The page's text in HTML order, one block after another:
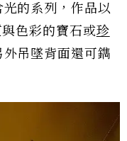
的系列，作品以
色彩的寶石或珍
外吊墜背面還可鐫